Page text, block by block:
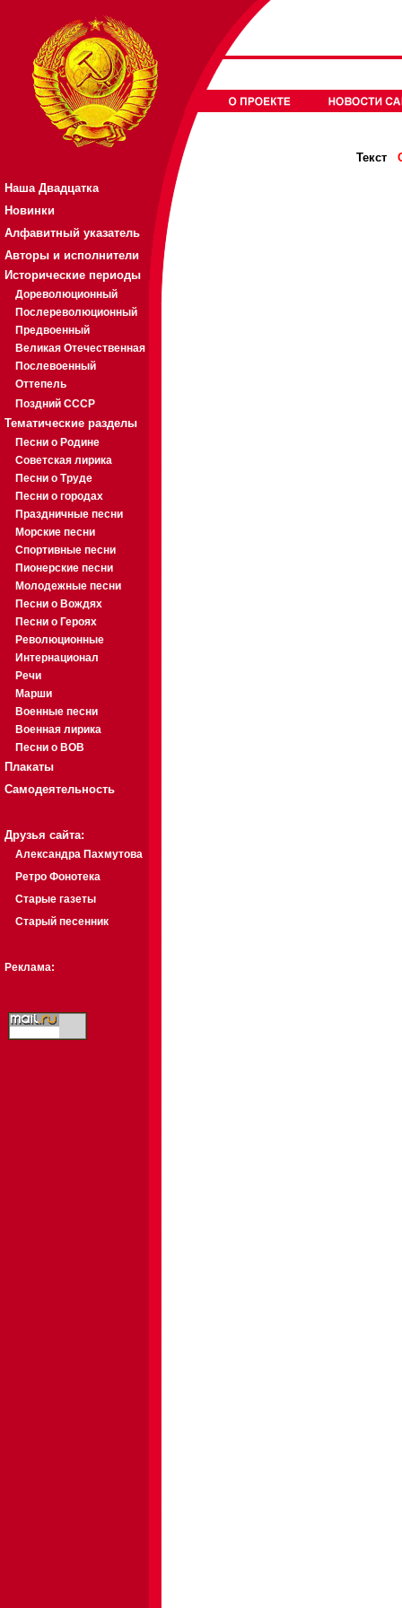
Наша Двадцатка
Новинки
Алфавитный указатель
Авторы и исполнители
Исторические периоды
Дореволюционный
Послереволюционный
Предвоенный
Великая Отечественная
Послевоенный
Оттепель
Поздний СССР
Тематические разделы
Песни о Родине
Советская лирика
Песни о Труде
Песни о городах
Праздничные песни
Морские песни
Спортивные песни
Пионерские песни
Молодежные песни
Песни о Вождях
Песни о Героях
Революционные
Интернационал
Речи
Марши
Военные песни
Военная лирика
Песни о ВОВ
Плакаты
Самодеятельность
Друзья сайта:
Александра Пахмутова
Ретро Фонотека
Старые газеты
Старый песенник
Реклама:
Текст